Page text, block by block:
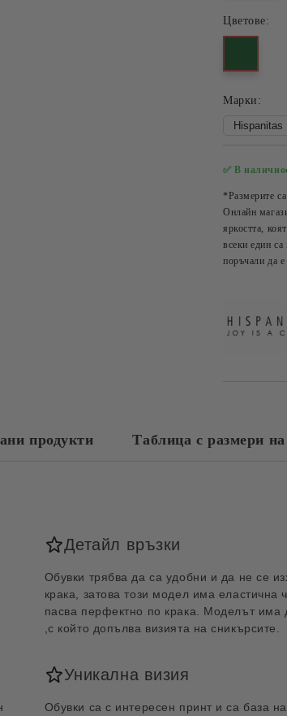
Цветове:
Mарки:
✅ В
*Размерите
Онлайн
яркостта,
всеки един
поръчали да
продукти Таблица с размери
Детайл връзки
Обувки трябва да са удобни и да не се
крака, затова този модел има еластична
пасва перфектно по крака. Моделът има
,с който допълва визията на сникърсите.
Уникална визия
Обувки са с интересен принт и са база